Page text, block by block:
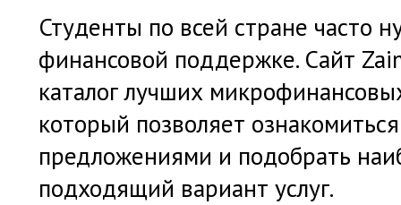
Студенты по всей стране часто
финансовой поддержке. Сайт
каталог лучших
который позволяет
предложениями и подобрать
подходящий вариант услуг.